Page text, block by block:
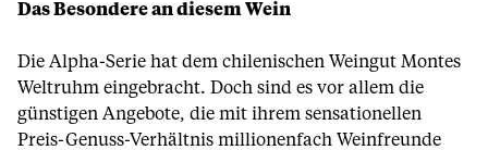
Das Besondere an diesem Wein
Die Alpha-Serie hat dem chilenischen Weingut Montes
Weltruhm eingebracht. Doch sind es vor allem die
günstigen Angebote, die mit ihrem sensationellen
Preis-Genuss-Verhältnis millionenfach Weinfreunde